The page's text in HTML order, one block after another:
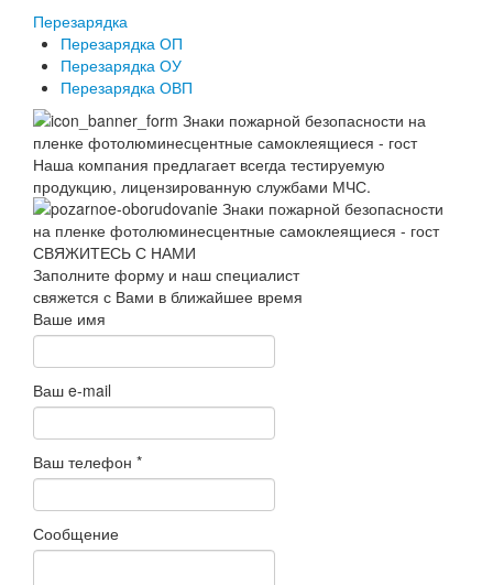
Перезарядка
Перезарядка ОП
Перезарядка ОУ
Перезарядка ОВП
Наша компания предлагает всегда тестируемую
продукцию, лицензированную службами МЧС.
СВЯЖИТЕСЬ С НАМИ
Заполните форму и наш специалист
свяжется с Вами в ближайшее время
Ваше имя
Ваш e-mail
Ваш телефон *
Сообщение